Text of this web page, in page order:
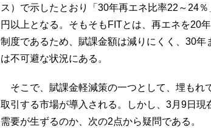
ス）で示したとおり「30年再エネ比率22～24
円以上となる。そもそもFITとは、再エネを20
制度であるため、賦課金額は減りにくく、30
は不可避な状況にある。
そこで、賦課金軽減策の一つとして、埋もれ
取引する市場が導入される。しかし、3月9日
需要が生ずるのか、次の2点から疑問である。